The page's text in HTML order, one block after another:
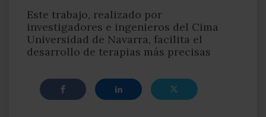
Este trabajo, realizado por
investigadores e ingenieros del Cima
Universidad de Navarra, facilita el
desarrollo de terapias más precisas